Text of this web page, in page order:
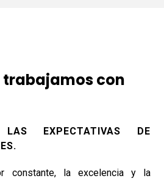
trabajamos con
EXPECTATIVAS DE
constante, la excelencia y la